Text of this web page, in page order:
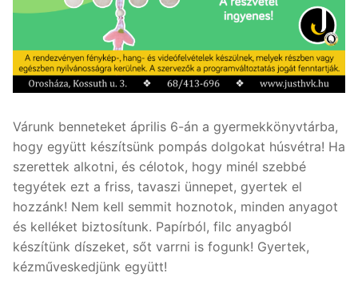
Várunk benneteket április 6-án a gyermekkönyvtárba,
hogy együtt készítsünk pompás dolgokat húsvétra! Ha
szerettek alkotni, és célotok, hogy minél szebbé
tegyétek ezt a friss, tavaszi ünnepet, gyertek el
hozzánk! Nem kell semmit hoznotok, minden anyagot
és kelléket biztosítunk. Papírból, filc anyagból
készítünk díszeket, sőt varrni is fogunk! Gyertek,
kézműveskedjünk együtt!